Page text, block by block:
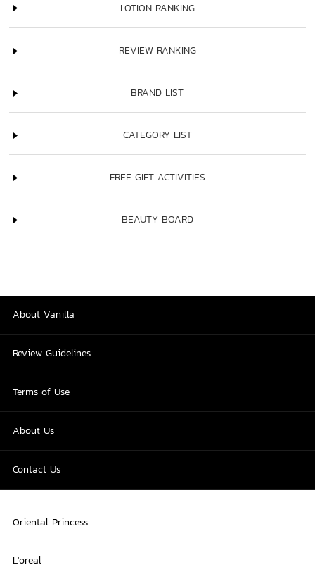
LOTION RANKING
REVIEW RANKING
BRAND LIST
CATEGORY LIST
FREE GIFT ACTIVITIES
BEAUTY BOARD
About Vanilla
Review Guidelines
Terms of Use
About Us
Contact Us
Oriental Princess
L'oreal